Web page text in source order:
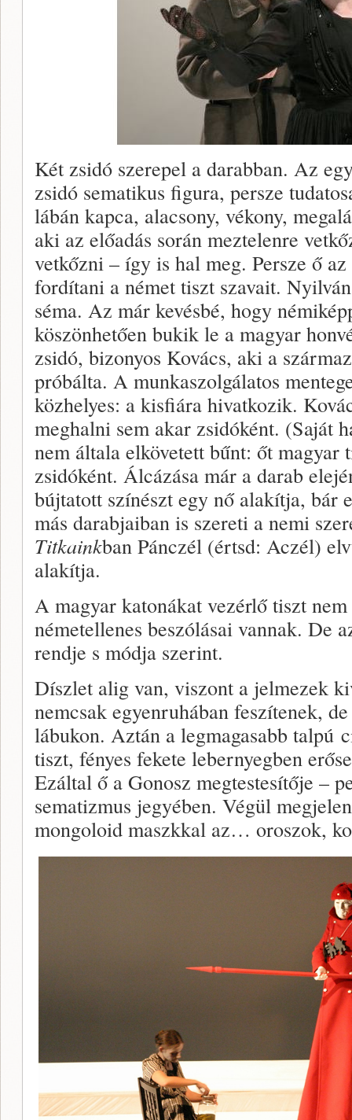
Két zsidó szerepel a darabban. Az
zsidó sematikus figura, persze
lábán kapca, alacsony, vékony,
aki az előadás során meztelenre
vetkőzni – így is hal meg. Persze ő
fordítani a német tiszt szavait.
séma. Az már kevésbé, hogy
köszönhetően bukik le a magyar
zsidó, bizonyos Kovács, aki a
próbálta. A munkaszolgálatos
közhelyes: a kisfiára hivatkozik.
meghalni sem akar zsidóként. (Saját
nem általa elkövetett bűnt: őt magyar
zsidóként. Álcázása már a darab
bújtatott színészt egy nő alakítja, bár
más darabjaiban is szereti a nemi
Titkainkban Pánczél (értsd: Aczél)
alakítja.
A magyar katonákat vezérlő tiszt
németellenes beszólásai vannak. De
rendje s módja szerint.
Díszlet alig van, viszont a jelmezek
nemcsak egyenruhában feszítenek,
lábukon. Aztán a legmagasabb talpú
tiszt, fényes fekete lebernyegben
Ezáltal ő a Gonosz megtestesítője –
sematizmus jegyében. Végül
mongoloid maszkkal az… oroszok,